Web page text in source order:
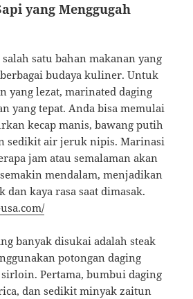
yang Menggugah
satu bahan makanan yang
budaya kuliner. Untuk
yang lezat, marinated daging
yang tepat. Anda bisa memulai
kecap manis, bawang putih
sedikit air jeruk nipis. Marinasi
jam atau semalaman akan
mendalam, menjadikan
dan kaya rasa saat dimasak.
banyak disukai adalah steak
potongan daging
Pertama, bumbui daging
dan sedikit minyak zaitun